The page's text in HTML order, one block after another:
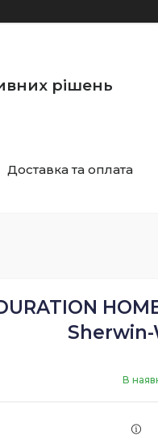
рішень
Доставка та оплата
В